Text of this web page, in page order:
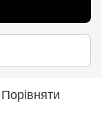
Порівняти